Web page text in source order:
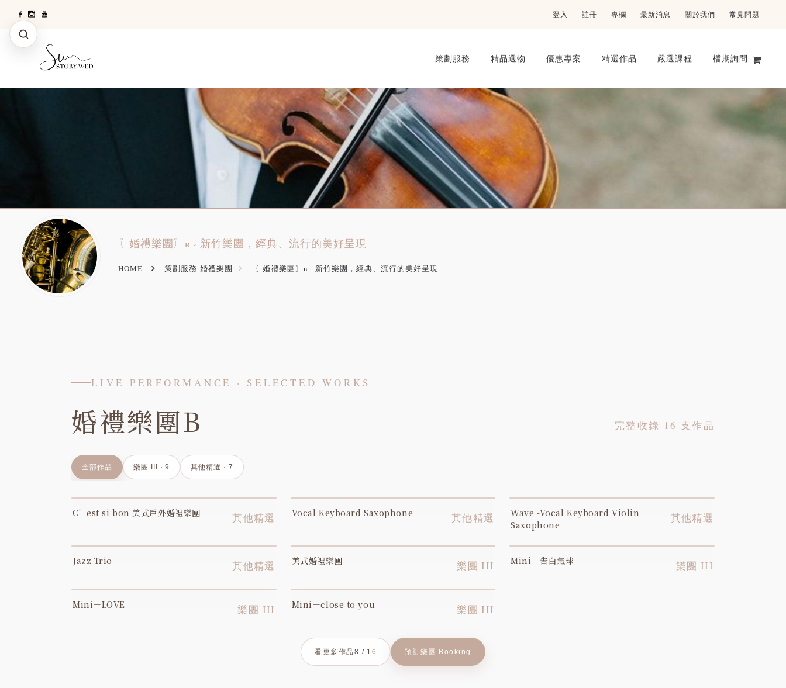
登入 註冊 專欄 最新消息 關於我們 常見問題
策劃服務 精品選物 優惠專案 精選作品 嚴選課程 檔期詢問
〖婚禮樂團〗ʙ - 新竹樂團，經典、流行的美好呈現
HOME 策劃服務-婚禮樂團 〖婚禮樂團〗ʙ - 新竹樂團，經典、流行的美好呈現
LIVE PERFORMANCE · SELECTED WORKS
婚禮樂團B 完整收錄 16 支作品
全部作品 樂團 III · 9 其他精選 · 7
YOUTUBE
C’est si bon 美式戶外婚禮樂團 其他精選 YOUTUBE
Vocal Keyboard Saxophone 其他精選 YOUTUBE
Wave -Vocal Keyboard Violin
Saxophone
其他精選
YOUTUBE
Jazz Trio 其他精選 YOUTUBE
美式婚禮樂團 樂團 III YOUTUBE
Mini－告白氣球 樂團 III
YOUTUBE
Mini－LOVE 樂團 III YOUTUBE
Mini－close to you 樂團 III
看更多作品 8 / 16 預訂樂團 Booking